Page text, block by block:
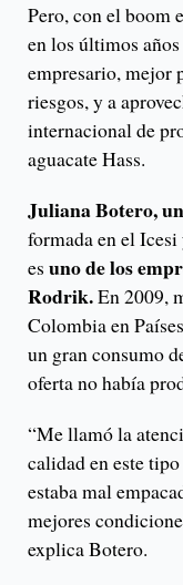
Pero, con el boom
en los últimos
empresario, mejor
riesgos, y a
internacional de
aguacate Hass.
Juliana Botero,
formada en el
es uno de los
Rodrik.En 2009,
Colombia en
un gran consumo
oferta no había
“Me llamó la
calidad en este
estaba mal
mejores
explica Botero.